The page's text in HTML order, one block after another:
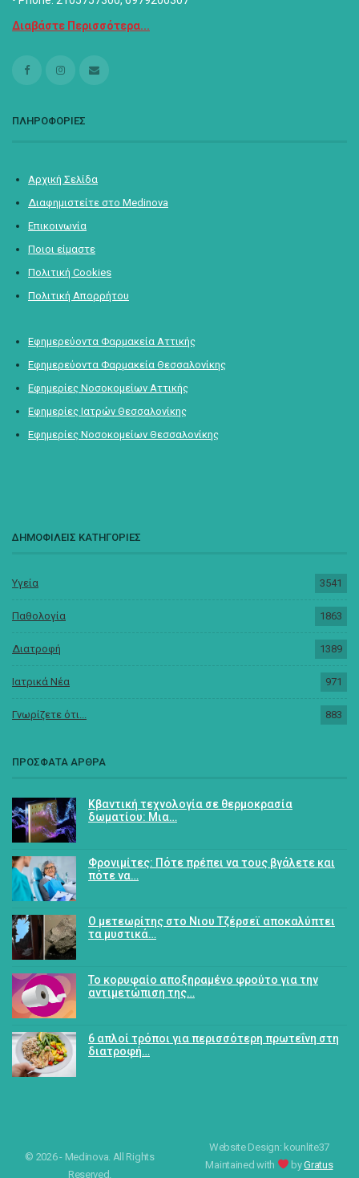
Διαβάστε Περισσότερα...
ΠΛΗΡΟΦΟΡΙΕΣ
Αρχική Σελίδα
Διαφημιστείτε στο Medinova
Επικοινωνία
Ποιοι είμαστε
Πολιτική Cookies
Πολιτική Απορρήτου
Εφημερεύοντα Φαρμακεία Αττικής
Εφημερεύοντα Φαρμακεία Θεσσαλονίκης
Εφημερίες Νοσοκομείων Αττικής
Εφημερίες Ιατρών Θεσσαλονίκης
Εφημερίες Νοσοκομείων Θεσσαλονίκης
ΔΗΜΟΦΙΛΕΙΣ ΚΑΤΗΓΟΡΙΕΣ
Υγεία 3541
Παθολογία 1863
Διατροφή 1389
Ιατρικά Νέα 971
Γνωρίζετε ότι... 883
ΠΡΟΣΦΑΤΑ ΑΡΘΡΑ
Κβαντική τεχνολογία σε θερμοκρασία
δωματίου: Μια…
Φρονιμίτες: Πότε πρέπει να τους βγάλετε και
πότε να…
Ο μετεωρίτης στο Νιου Τζέρσεϊ αποκαλύπτει
τα μυστικά…
Το κορυφαίο αποξηραμένο φρούτο για την
αντιμετώπιση της…
6 απλοί τρόποι για περισσότερη πρωτεΐνη στη
διατροφή…
© 2026 - Medinova. All Rights
Reserved.
Website Design: kounlite37
Maintained with
byGratus